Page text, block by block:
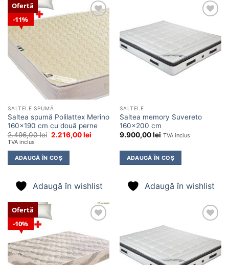
11%
Ofertă
Adaugă
în
wishlist
SALTELE SPUMĂ
Saltea spumă Polilattex Merino
160×190 cm cu două perne
2.496,00lei Prețul
fost:
2.496,00 lei.
2.216,00leiPrețul
2.216,00 lei.
TVA inclus
ADAUGĂ ÎN COȘ
Adaugă în wishlist
în
SALTELE
Saltea memory Suvereto
160×200 cm
9.900,00lei TVA inclus
ADAUGĂ ÎN COȘ
Adaugă în wishlist
10%
Ofertă
în
wishlist
în
wishlist